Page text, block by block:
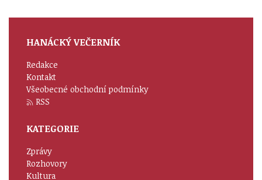
HANÁCKÝ VEČERNÍK
Redakce
Kontakt
Všeobecné obchodní podmínky
RSS
KATEGORIE
Zprávy
Rozhovory
Kultura